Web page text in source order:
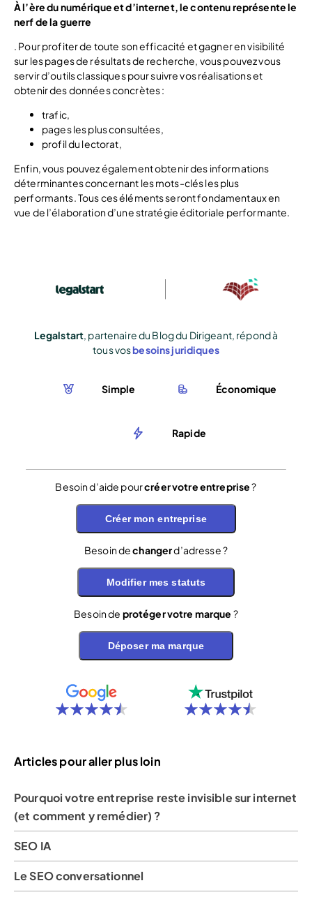
À l’ère du numérique et d’internet, le contenu représente le
nerf de la guerre
. Pour profiter de toute son efficacité et gagner en visibilité
sur les pages de résultats de recherche, vous pouvez vous
servir d’outils classiques pour suivre vos réalisations et
obtenir des données concrètes :
trafic,
pages les plus consultées,
profil du lectorat,
Enfin, vous pouvez également obtenir des informations
déterminantes concernant les mots-clés les plus
performants. Tous ces éléments seront fondamentaux en
vue de l’élaboration d’une stratégie éditoriale performante.
Legalstart, partenaire du Blog du Dirigeant, répond à
tous vosbesoins juridiques
Simple Économique
Rapide
Besoin d’aide pourcréer votre entreprise?
Créer mon entreprise
Besoin dechangerd’adresse ?
Modifier mes statuts
Besoin de protéger votre marque ?
Déposer ma marque
Articles pour aller plus loin
Pourquoi votre entreprise reste invisible sur internet
(et comment y remédier) ?
SEO IA
Le SEO conversationnel